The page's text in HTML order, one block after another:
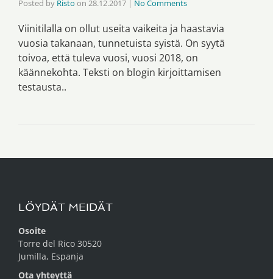
Posted by Risto on 28.12.2017 | No Comments
Viinitilalla on ollut useita vaikeita ja haastavia
vuosia takanaan, tunnetuista syistä. On syytä
toivoa, että tuleva vuosi, vuosi 2018, on
käännekohta. Teksti on blogin kirjoittamisen
testausta..
LÖYDÄT MEIDÄT
Osoite
Torre del Rico 30520
Jumilla, Espanja
Ota yhteyttä